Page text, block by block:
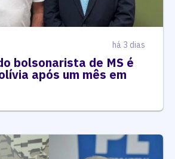
há 3 dias
bolsonarista de MS é
após um mês em